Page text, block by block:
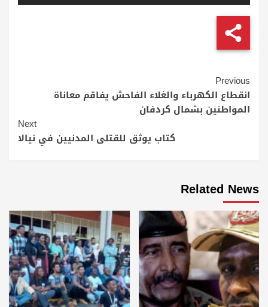
Continue
Reading
Previous
انقطاع الكهرباء والغلاء الفاحش يفاقم معاناة
المواطنين بشمال كردفان
Next
كتاب يوثق للقتلى المدنيين في نيالا
Related News